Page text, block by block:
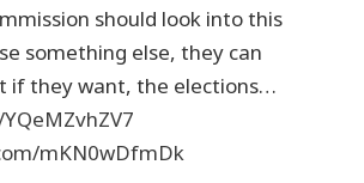
should look into this
something else, they can
if they want, the elections…
mKN0wDfmDk